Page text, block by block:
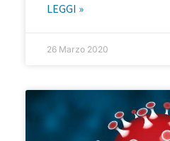
LEGGI »
26 Marzo 2020